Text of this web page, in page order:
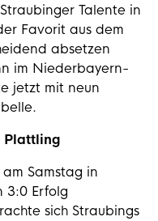
Talente in
Favorit aus dem
absetzen
im Niederbayern-
jetzt mit neun
Plattling
Samstag in
3:0 Erfolg
sich Straubings